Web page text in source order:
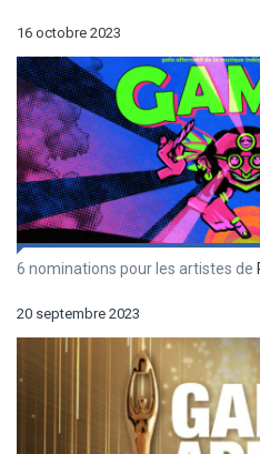
16 octobre 2023
6 nominations pour les artistes de
20 septembre 2023